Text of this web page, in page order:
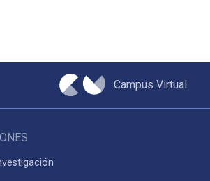
Campus Virtual